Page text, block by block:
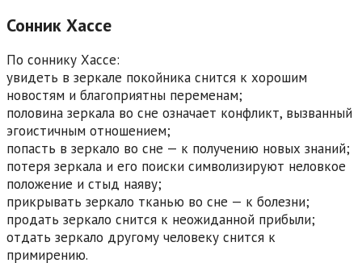
Сонник Хассе
По соннику Хассе:
увидеть в зеркале покойника снится к хорошим
новостям и благоприятны переменам;
половина зеркала во сне означает конфликт, вызванный
эгоистичным отношением;
попасть в зеркало во сне — к получению новых знаний;
потеря зеркала и его поиски символизируют неловкое
положение и стыд наяву;
прикрывать зеркало тканью во сне — к болезни;
продать зеркало снится к неожиданной прибыли;
отдать зеркало другому человеку снится к
примирению.